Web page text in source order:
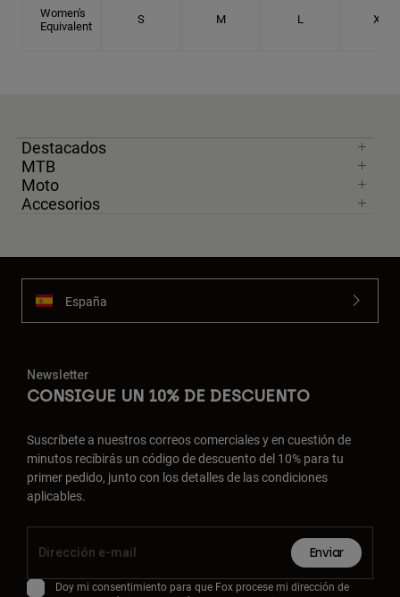
Women's
Equivalent
S M L XL
Destacados
MTB
Moto
Accesorios
España
Newsletter
CONSIGUE UN 10% DE DESCUENTO
Suscríbete a nuestros correos comerciales y en cuestión de
minutos recibirás un código de descuento del 10% para tu
primer pedido, junto con los detalles de las condiciones
aplicables.
Enviar
Doy mi consentimiento para que Fox procese mi dirección de